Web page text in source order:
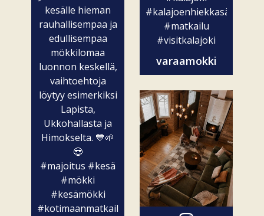
kesälle hieman
rauhallisempaa ja
edullisempaa
mökkilomaa
luonnon keskellä,
vaihtoehtoja
löytyy esimerkiksi
Lapista,
Ukkohallasta ja
Himokselta. 💙🌱
😎
#majoitus #kesä
#mökki
#kesämökki
#kotimaanmatkailu
#kalajoenhiekkasärkät
#matkailu
#visitkalajoki
varaamokki